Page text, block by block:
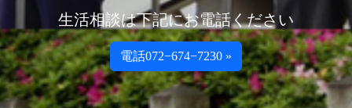
生活相談は下記にお電話ください
電話072−674−7230 »